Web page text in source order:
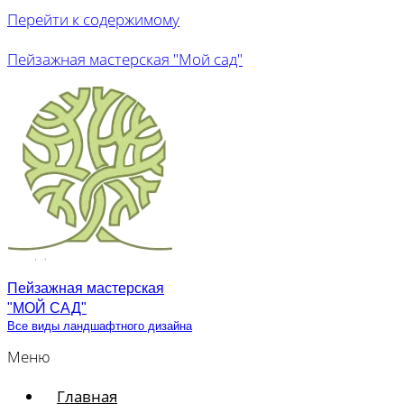
Перейти к содержимому
Пейзажная мастерская "Мой сад"
Пейзажная мастерская
"МОЙ САД"
Все виды ландшафтного дизайна
Меню
Главная